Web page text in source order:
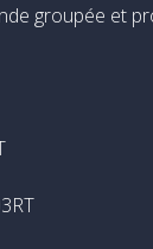
groupée et